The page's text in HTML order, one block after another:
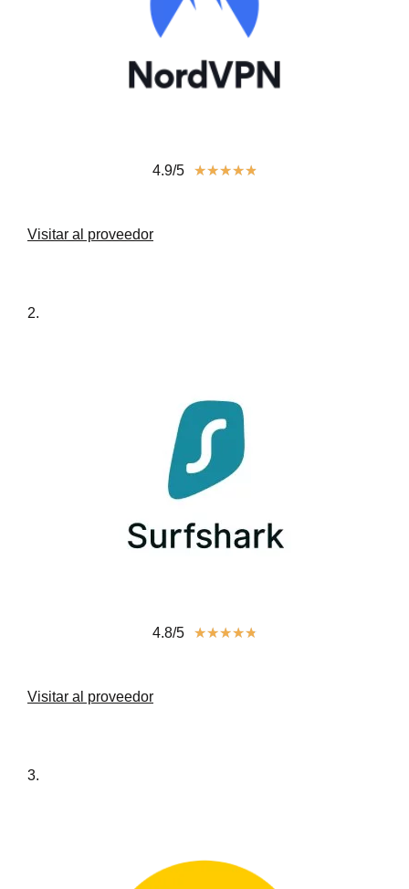
4.9/5 ★★★★★
Visitar al proveedor
2.
4.8/5 ★★★★★
Visitar al proveedor
3.